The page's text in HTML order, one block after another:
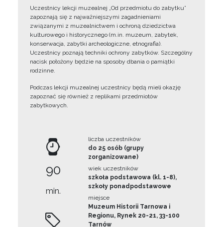
Uczestnicy lekcji muzealnej „Od przedmiotu do zabytku”
zapoznają się z najważniejszymi zagadnieniami
związanymi z muzealnictwem i ochroną dziedzictwa
kulturowego i historycznego (m.in. muzeum, zabytek,
konserwacja, zabytki archeologiczne, etnografia).
Uczestnicy poznają techniki ochrony zabytków. Szczególny
nacisk położony będzie na sposoby dbania o pamiątki
rodzinne.
Podczas lekcji muzealnej uczestnicy będą mieli okazję
zapoznać się również z replikami przedmiotów
zabytkowych.
90
min.
liczba uczestników
do 25 osób (grupy
zorganizowane)
wiek uczestników
szkoła podstawowa (kl. 1-8),
szkoły ponadpodstawowe
miejsce
Muzeum Historii Tarnowa i
Regionu, Rynek 20-21, 33-100
Tarnów